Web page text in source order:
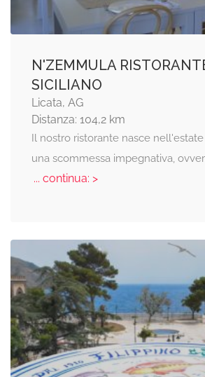
N'ZEMMULA
SICILIANO
Licata, AG
Distanza: 104,2 km
Il nostro ristorante nasce
una scommessa impegnativa,
... continua: >